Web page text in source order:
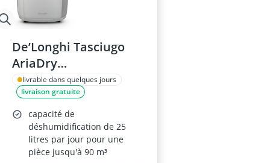
De’Longhi Tasciugo
AriaDry
Déshumidificateur
DDSX225
livrable dans quelques jours
livraison gratuite
capacité de
déshumidification de 25
litres par jour pour une
pièce jusqu'à 90 m³